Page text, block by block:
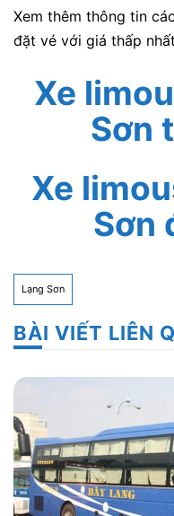
Xem thêm thông tin
đặt vé với giá thấp
Xe
Sơn
Xe
Sơn
Lạng Sơn
BÀI VIẾT LIÊN